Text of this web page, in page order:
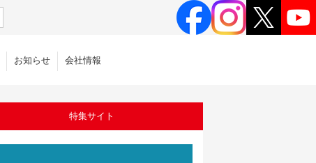
お知らせ 会社情報
特集サイト